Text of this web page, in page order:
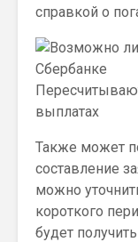
справкой о
выплатах
Также может
составление
можно
короткого
будет